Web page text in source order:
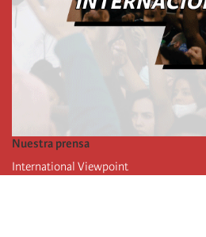
Nuestra prensa
International Viewpoint